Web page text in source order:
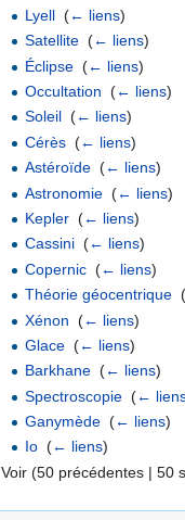
Lyell ‎(← liens)
Satellite ‎(← liens)
Éclipse ‎(← liens)
Occultation ‎(← liens)
Soleil ‎(← liens)
Cérès ‎(← liens)
Astéroïde ‎(← liens)
Astronomie ‎(← liens)
Kepler ‎(← liens)
Cassini ‎(← liens)
Copernic ‎(← liens)
Théorie géocentrique ‎(
Xénon ‎(← liens)
Glace ‎(← liens)
Barkhane ‎(← liens)
Spectroscopie ‎(←
Ganymède ‎(← liens)
Io ‎(← liens)
Voir (50 précédentes | 50